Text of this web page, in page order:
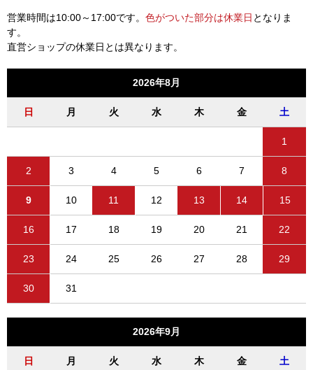
営業時間は10:00～17:00です。 色がついた部分は休業日 となりま
す。
直営ショップの休業日とは異なります。
2026年8月
日 月 火 水 木 金 土
1
2 3 4 5 6 7 8
9 10 11 12 13 14 15
16 17 18 19 20 21 22
23 24 25 26 27 28 29
30 31
2026年9月
日 月 火 水 木 金 土